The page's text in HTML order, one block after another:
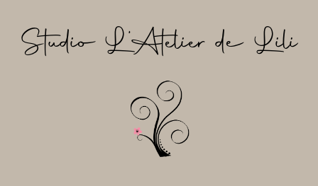
contenu
Studio L’Atelier de Lili